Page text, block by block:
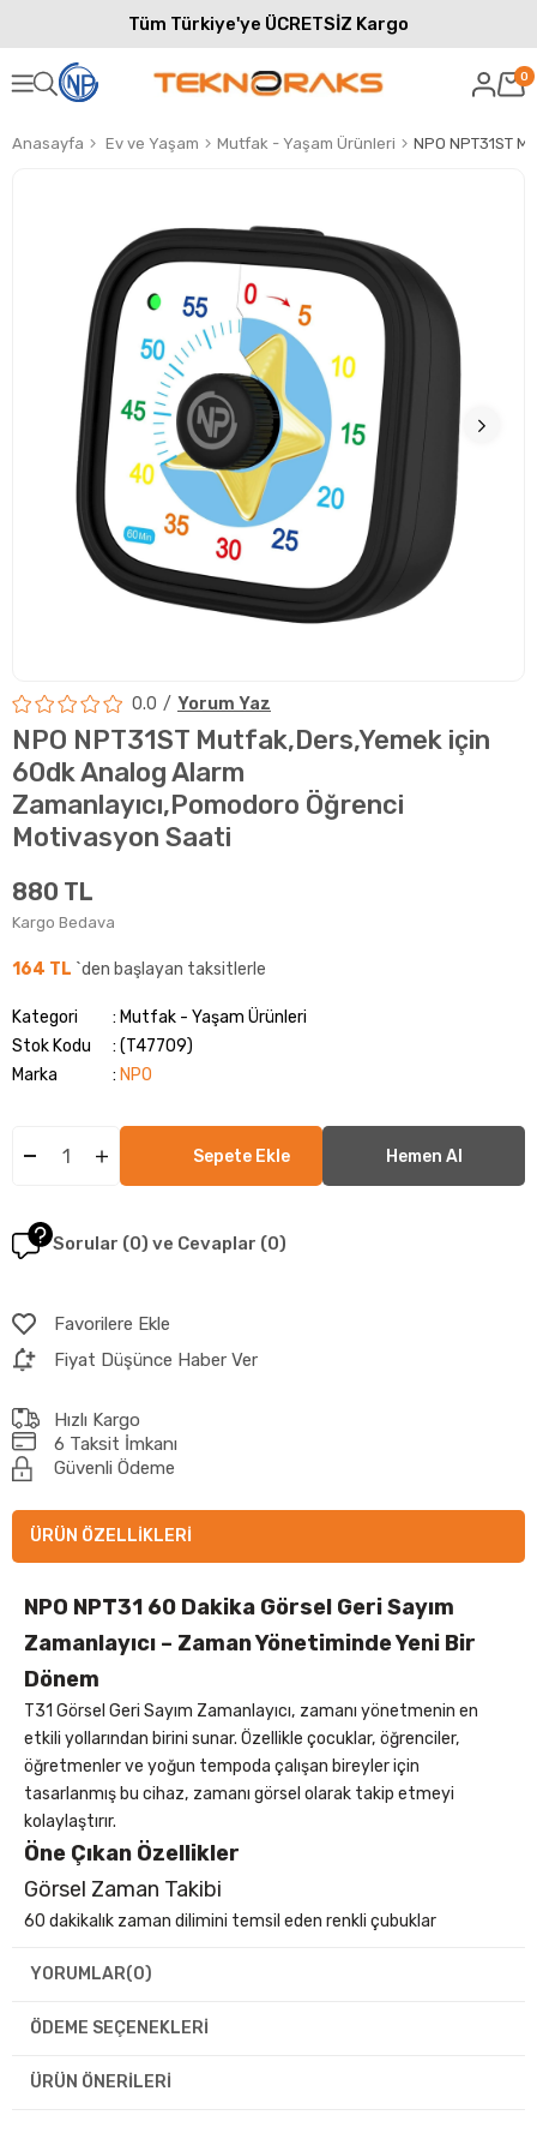
Tüm Türkiye'ye ÜCRETSİZ Kargo
0
Anasayfa Ev ve Yaşam Mutfak - Yaşam Ürünleri
0.0 Yorum Yaz
NPO NPT31ST Mutfak,Ders,Yemek için
60dk Analog Alarm
Zamanlayıcı,Pomodoro Öğrenci
Motivasyon Saati
880 TL
Kargo Bedava
164 TL `den başlayan taksitlerle
Kategori
Mutfak - Yaşam Ürünleri
Stok Kodu
(T47709)
Marka
: NPO
Sorular (0) ve Cevaplar (0)
Favorilere Ekle
Fiyat Düşünce Haber Ver
Hızlı Kargo
6 Taksit İmkanı
Güvenli Ödeme
ÜRÜN ÖZELLIKLERI
NPO NPT31 60 Dakika Görsel Geri Sayım
Zamanlayıcı – Zaman Yönetiminde Yeni Bir
Dönem
T31 Görsel Geri Sayım Zamanlayıcı, zamanı yönetmenin en
etkili yollarından birini sunar. Özellikle çocuklar, öğrenciler,
öğretmenler ve yoğun tempoda çalışan bireyler için
tasarlanmış bu cihaz, zamanı görsel olarak takip etmeyi
kolaylaştırır.
Öne Çıkan Özellikler
Görsel Zaman Takibi
60 dakikalık zaman dilimini temsil eden renkli çubuklar
Ayarlanabilir Ses Seviyeleri
her ortama uyum sağlar.
Esnek Alarm Süresi
YORUMLAR(0)
ÖDEME SEÇENEKLERI
ÜRÜN ÖNERILERI